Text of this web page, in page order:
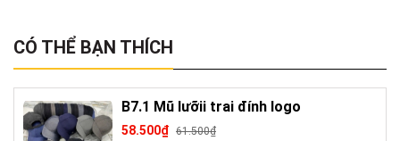
CÓ THỂ BẠN THÍCH
B7.1 Mũ lưỡii trai đính logo
58.500₫ 61.500₫